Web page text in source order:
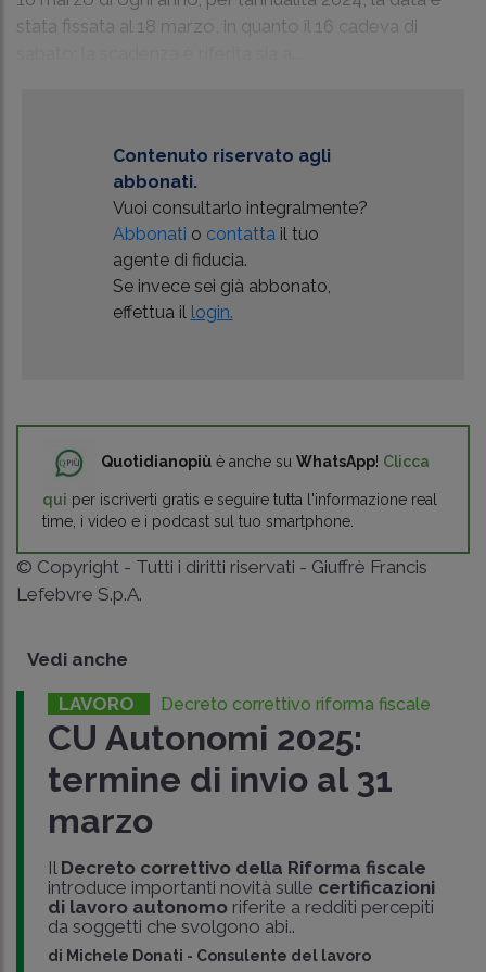
stata fissata al 18 marzo, in quanto il 16 cadeva di
Contenuto riservato agli
abbonati.
Vuoi consultarlo integralmente?
Abbonati o contatta il tuo
agente di fiducia.
Se invece sei già abbonato,
effettua il login.
Quotidianopiù è anche su WhatsApp! Clicca
qui per iscriverti gratis e seguire tutta l'informazione real
time, i video e i podcast sul tuo smartphone.
© Copyright - Tutti i diritti riservati - Giuffrè Francis
Lefebvre S.p.A.
Vedi anche
LAVORO Decreto correttivo riforma fiscale
CU Autonomi 2025:
termine di invio al 31
marzo
Il Decreto correttivo della Riforma fiscale
introduce importanti novità sulle certificazioni
di lavoro autonomoriferite a redditi percepiti
da soggetti che svolgono abi..
di Michele Donati - Consulente del lavoro